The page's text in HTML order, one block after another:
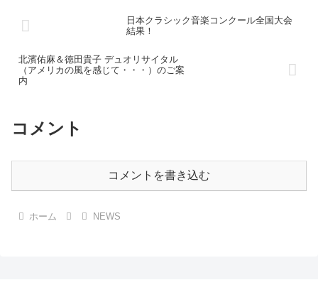
日本クラシック音楽コンクール全国大会
結果！
北濱佑麻＆徳田貴子 デュオリサイタル
（アメリカの風を感じて・・・）のご案
内
コメント
コメントを書き込む
ホーム NEWS